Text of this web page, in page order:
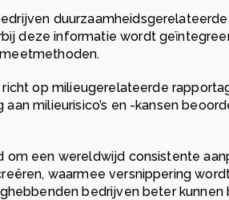
deze informatie wordt
richt op milieugerelateerde
milieurisico’s en -kansen
om een wereldwijd consistente
waarmee versnippering
bedrijven beter kunnen